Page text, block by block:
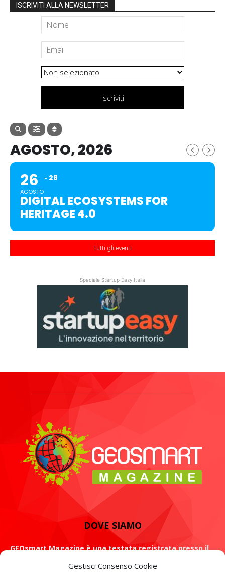
Gestisci Consenso Cookie
ISCRIVITI ALLA NEWSLETTER
Iscriviti
AGOSTO, 2026
26
AGOSTO
28
DIGITAL ECOSYSTEMS FOR
HERITAGE 4.0
Tutti gli eventi
Speciale Startup Easy Italia
DOVE SIAMO
GEOsmart Magazine è una testata registrata presso il